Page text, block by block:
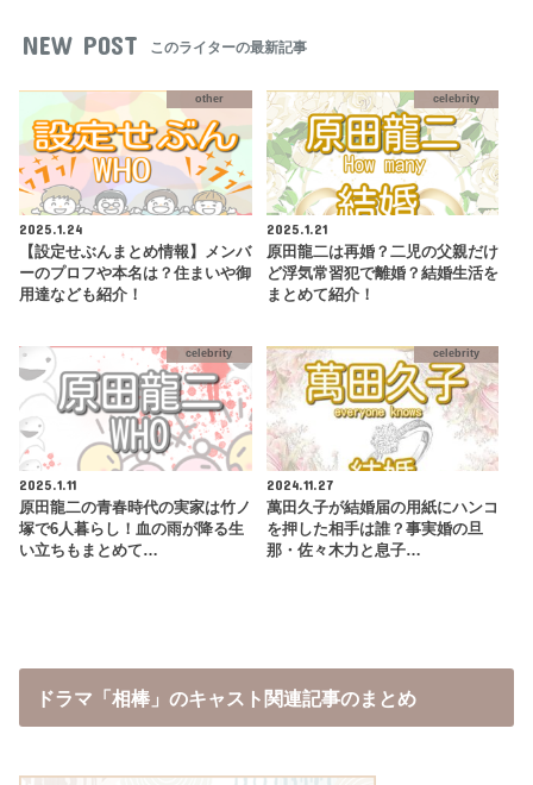
NEW POST このライターの最新記事
other
2025.1.24
【設定せぶんまとめ情報】メンバ
ーのプロフや本名は？住まいや御
用達なども紹介！
celebrity
2025.1.21
原田龍二は再婚？二児の父親だけ
ど浮気常習犯で離婚？結婚生活を
まとめて紹介！
celebrity
2025.1.11
原田龍二の青春時代の実家は竹ノ
塚で6人暮らし！血の雨が降る生
い立ちもまとめて…
celebrity
2024.11.27
萬田久子が結婚届の用紙にハンコ
を押した相手は誰？事実婚の旦
那・佐々木力と息子…
ドラマ「相棒」のキャスト関連記事のまとめ